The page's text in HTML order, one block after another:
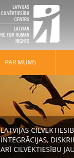
PAR MUMS
LATVIJAS
INTEGRĀCIJAS,
ARĪ CILVĒKTIESĪBU